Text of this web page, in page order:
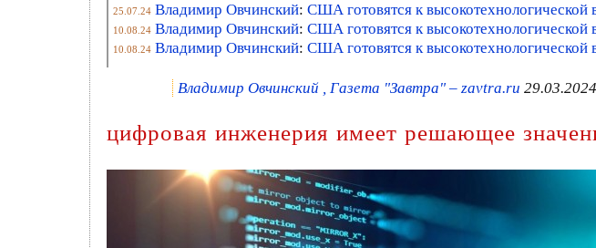
25.07.24 Владимир Овчинский: США готовятся к
10.08.24 Владимир Овчинский: США готовятся к
10.08.24 Владимир Овчинский: США готовятся к
Владимир Овчинский , Газета "Завтра" – zavtra.ru 29.03.2024
цифровая инженерия имеет решающее